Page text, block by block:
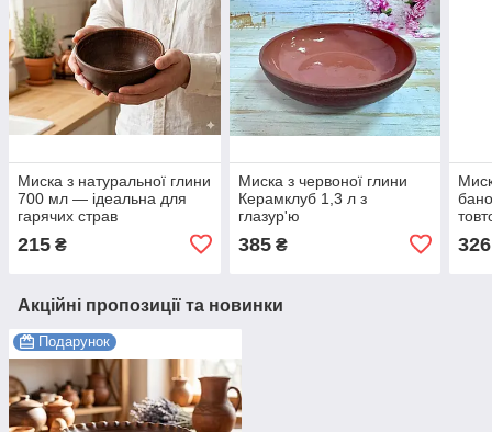
Миска з натуральної глини
700 мл — ідеальна для
гарячих страв
215 ₴
Миска з червоної глини
Керамклуб 1,3 л з
глазур'ю
385₴ 326
Акційні пропозиції та новинки
Подарунок